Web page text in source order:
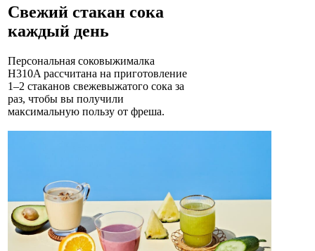
Свежий стакан сока
каждый день
Персональная соковыжималка
H310A рассчитана на приготовление
1–2 стаканов свежевыжатого сока за
раз, чтобы вы получили
максимальную пользу от фреша.